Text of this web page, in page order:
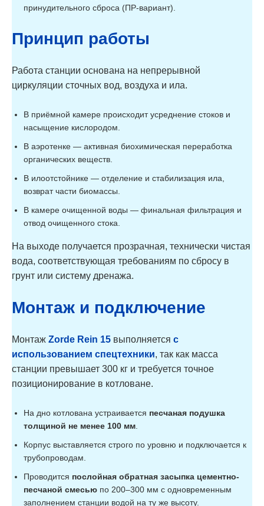
принудительного сброса (ПР-вариант).
Принцип работы
Работа станции основана на непрерывной
циркуляции сточных вод, воздуха и ила.
В приёмной камере происходит усреднение стоков и
насыщение кислородом.
В аэротенке — активная биохимическая переработка
органических веществ.
В илоотстойнике — отделение и стабилизация ила,
возврат части биомассы.
В камере очищенной воды — финальная фильтрация и
отвод очищенного стока.
На выходе получается прозрачная, технически чистая
вода, соответствующая требованиям по сбросу в
грунт или систему дренажа.
Монтаж и подключение
Монтаж Zorde Rein 15 выполняется с
использованием спецтехники, так как масса
станции превышает 300 кг и требуется точное
позиционирование в котловане.
На дно котлована устраивается песчаная подушка
толщиной не менее 100 мм
Корпус выставляется строго по уровню и подключается к
трубопроводам.
Проводится послойная обратная засыпка цементно-
песчаной смесью по 200–300 мм с одновременным
заполнением станции водой на ту же высоту.